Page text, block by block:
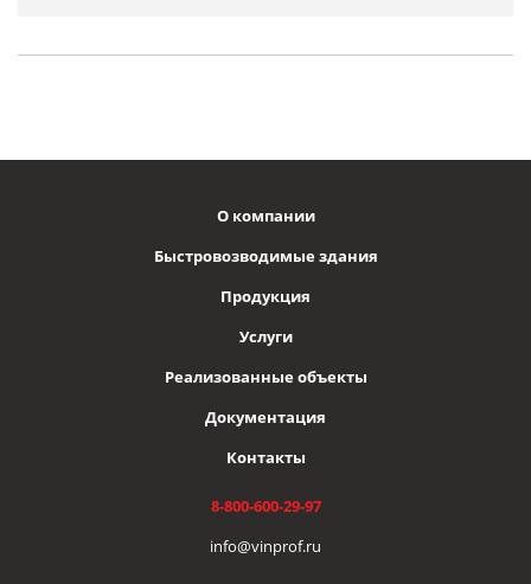
О компании
Быстровозводимые здания
Продукция
Услуги
Реализованные объекты
Документация
Контакты
8-800-600-29-97
info@vinprof.ru